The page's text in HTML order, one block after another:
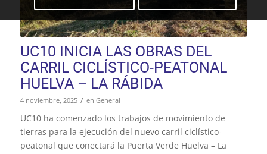
UC10 INICIA LAS OBRAS DEL
CARRIL CICLÍSTICO-PEATONAL
HUELVA – LA RÁBIDA
4 noviembre, 2025 / en General
UC10 ha comenzado los trabajos de movimiento de
tierras para la ejecución del nuevo carril ciclístico-
peatonal que conectará la Puerta Verde Huelva – La